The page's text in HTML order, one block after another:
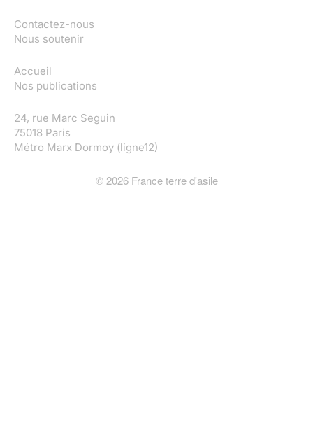
Contactez-nous
Nous soutenir
Accueil
Nos publications
24, rue Marc Seguin
75018 Paris
Métro Marx Dormoy (ligne12)
© 2026France terre d'asile